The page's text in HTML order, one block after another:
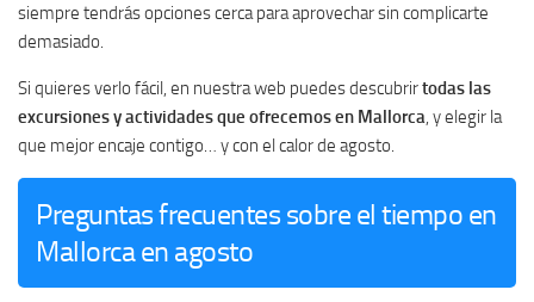
siempre tendrás opciones cerca para aprovechar sin complicarte
demasiado.
Si quieres verlo fácil, en nuestra web puedes descubrirtodas las
excursiones y actividades que ofrecemos en Mallorca , y elegir la
que mejor encaje contigo… y con el calor de agosto.
Preguntas frecuentes sobre el tiempo en
Mallorca en agosto